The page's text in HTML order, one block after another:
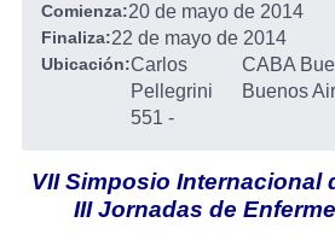
Comienza:20 de mayo de 2014
Finaliza:22 de mayo de 2014
Ubicación:Carlos
Pellegrini
551 -
CABA
Buenos
VII Simposio Internacional
III Jornadas de